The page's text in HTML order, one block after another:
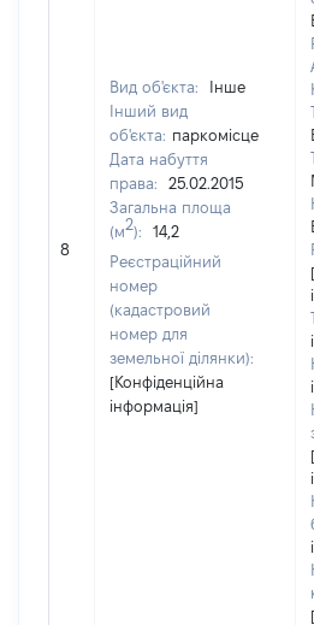
8
Вид об'єкта:
Інше
Інший вид
об'єкта: паркомісце
Дата набуття
права:
25.02.2015
Загальна площа
(м2):
14,2
Реєстраційний
номер
(кадастровий
номер для
земельної ділянки):
[Конфіденційна
інформація]